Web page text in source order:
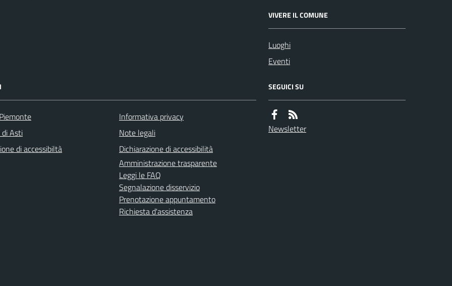
VIVERE IL COMUNE
Luoghi
Eventi
di Asti
di accessibiltà
Informativa privacy
Note legali
Dichiarazione di accessibilità
Amministrazione trasparente
Leggi le FAQ
Segnalazione disservizio
Prenotazione appuntamento
Richiesta d'assistenza
SEGUICI SU
Newsletter